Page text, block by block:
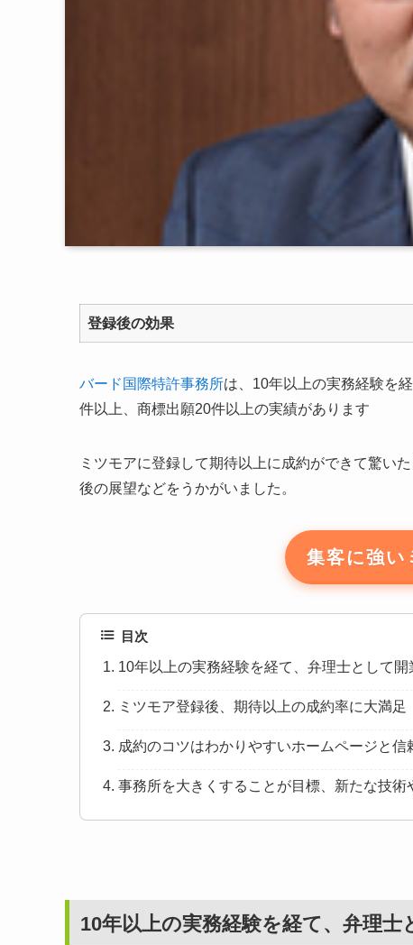
登録後の効果
バード国際特許事務所は、10年以上の実務経験を
件以上、商標出願20件以上の実績があります
ミツモアに登録して期待以上に成約ができて驚い
後の展望などをうかがいました。
集客に強い
目次
10年以上の実務経験を経て、弁理士として開
ミツモア登録後、期待以上の成約率に大満足
成約のコツはわかりやすいホームページと信
事務所を大きくすることが目標、新たな技術
10年以上の実務経験を経て、弁理士